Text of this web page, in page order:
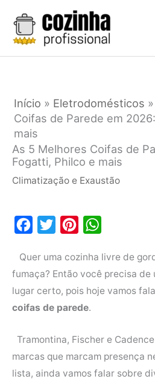
para
conteúdo
Início » Eletrodomésticos »
Coifas de Parede em
mais
As 5 Melhores Coifas de
Fogatti, Philco e mais
Climatização e Exaustão
c
e
b
k
i
t
t
e
n
t
e
e
s
t
a
s
p
Quer uma cozinha livre de
fumaça? Então você precisa de
lugar certo, pois hoje vamos
coifas de parede.
Tramontina, Fischer e
marcas que marcam presença
lista, ainda vamos falar sobre